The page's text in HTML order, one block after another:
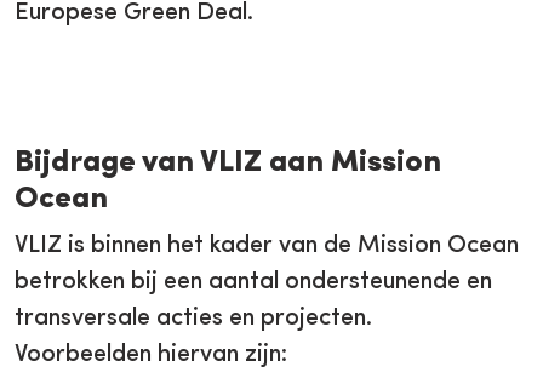
Europese Green Deal.
Bijdrage van VLIZ aan Mission
Ocean
VLIZ is binnen het kader van de Mission Ocean
betrokken bij een aantal ondersteunende en
transversale acties en projecten.
Voorbeelden hiervan zijn: